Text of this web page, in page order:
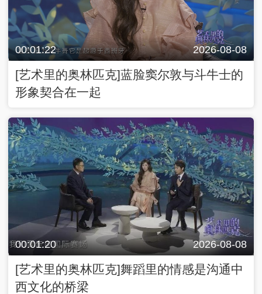
00:01:22 2026-08-08
[艺术里的奥林匹克]蓝脸窦尔敦与斗牛士的
形象契合在一起
00:01:20 2026-08-08
[艺术里的奥林匹克]舞蹈里的情感是沟通中
西文化的桥梁